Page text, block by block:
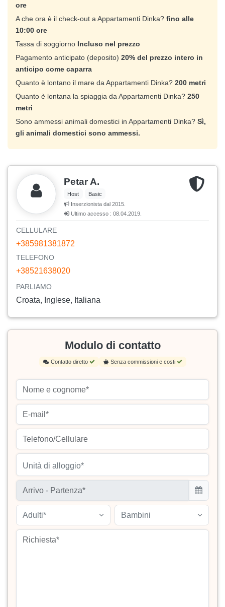
ore
A che ora è il check-out a Appartamenti Dinka? fino alle
10:00 ore
Tassa di soggiorno Incluso nel prezzo
Pagamento anticipato (deposito) 20% del prezzo intero in
anticipo come caparra
Quanto è lontano il mare da Appartamenti Dinka? 200 metri
Quanto è lontana la spiaggia da Appartamenti Dinka? 250
metri
Sono ammessi animali domestici in Appartamenti Dinka? Sì,
gli animali domestici sono ammessi.
Petar A.
Host
Basic
Inserzionista dal 2015.
Ultimo accesso : 08.04.2019.
CELLULARE
+385981381872
TELEFONO
+38521638020
PARLIAMO
Croata, Inglese, Italiana
Modulo di contatto
Contatto diretto Senza commissioni e costi
Unità di alloggio*
Adulti* Bambini